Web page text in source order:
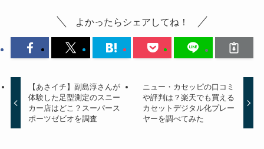
よかったらシェアしてね！
【あさイチ】副島淳さんが
体験した足型測定のスニー
カー店はどこ？スーパース
ポーツゼビオを調査
ニュー・カセッピの口コミ
や評判は？楽天でも買える
カセットデジタル化プレー
ヤーを調べてみた